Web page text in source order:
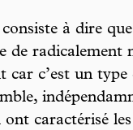
à dire
de radicalement
car c’est un
caractérisé les